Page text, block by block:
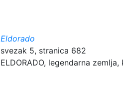
Eldorado
svezak 5, stranica 682
ELDORADO, legendarna